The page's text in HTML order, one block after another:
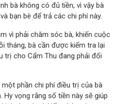
bà không có đủ tiền, vì vậy bà
bạn bè để trả các chi phí này.
vì phải chăm sóc bà, khiến cuộc
tháng, bà cần được kiểm tra lại
trị cho Cẩm Thu đang phải đối
phần chi phí điều trị của bà
Hy vọng rằng số tiền này sẽ giúp